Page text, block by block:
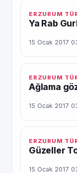
ERZURUM
Ya Rab
15 Ocak 2017
ERZURUM
Ağlama
15 Ocak 2017
ERZURUM
Güzeller
15 Ocak 2017